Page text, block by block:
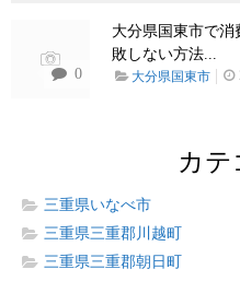
【サイトマップ】
0
大分県国東市で
敗しない方法...
大分県国東市
カテ
三重県いなべ市
三重県三重郡川越町
三重県三重郡朝日町